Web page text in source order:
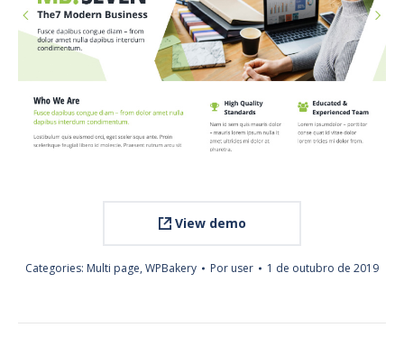
View demo
Categories: Multi page, WPBakery Por user 1 de outubro de 2019